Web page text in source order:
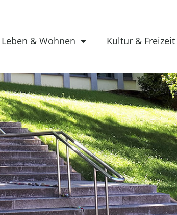
Leben & Wohnen Kultur & Freizeit